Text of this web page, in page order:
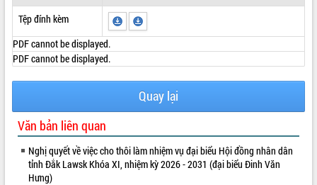
Tệp đính kèm
PDF cannot be displayed.
PDF cannot be displayed.
Quay lại
Văn bản liên quan
Nghị quyết về việc cho thôi làm nhiệm vụ đại biểu Hội đồng nhân dân
tỉnh Đắk Lawsk Khóa XI, nhiệm kỳ 2026 - 2031 (đại biểu Đinh Văn
Hưng)